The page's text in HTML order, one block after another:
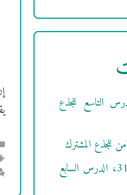
التاسع للجذع
للجذع المشترك
سورة الكهف الآيات 19-31، الدرس السابع